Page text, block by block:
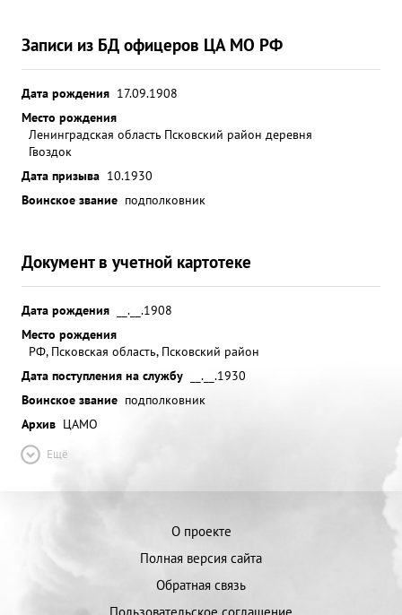
Записи из БД офицеров ЦА МО РФ
Дата рождения 17.09.1908
Место рождения
Ленинградская область Псковский район деревня
Гвоздок
Дата призыва 10.1930
Воинское звание подполковник
Документ в учетной картотеке
Дата рождения
__.__.1908
Место рождения
РФ, Псковская область, Псковский район
Дата поступления на службу
__.__.1930
Воинское звание подполковник
Архив ЦАМО
Ещё
О проекте
Полная версия сайта
Обратная связь